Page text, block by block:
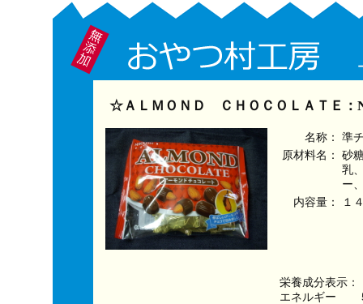
☆ＡＬＭＯＮＤ ＣＨＯＣＯＬＡＴＥ
名称：
準
原材料名：
砂
乳
ー
内容量：
１
栄養成分表示：
エネルギー　